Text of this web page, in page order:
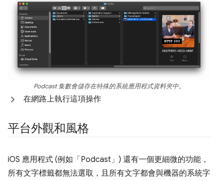
Podcast 集數會儲存在特殊的系統應用程式資料夾中。
在網路上執行這項操作
平台外觀和風格
iOS 應用程式 (例如「Podcast」) 還有一個更細微的功能，
所有文字標籤都無法選取，且所有文字都會與機器的系統字